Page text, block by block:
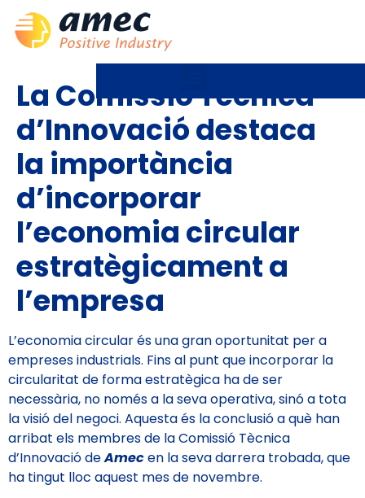
La Comissió Tècnica
d’Innovació destaca
la importància
d’incorporar
l’economia circular
estratègicament a
l’empresa
L’economia circular és una gran oportunitat per a
empreses industrials. Fins al punt que incorporar la
circularitat de forma estratègica ha de ser
necessària, no només a la seva operativa, sinó a tota
la visió del negoci. Aquesta és la conclusió a què han
arribat els membres de la Comissió Tècnica
d’Innovació deAmecen la seva darrera trobada, que
ha tingut lloc aquest mes de novembre.